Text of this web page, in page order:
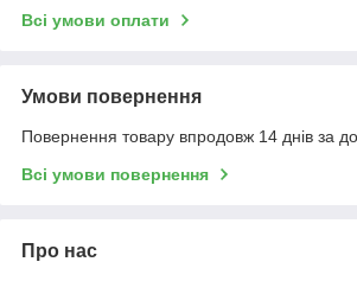
Всі умови оплати
Умови повернення
Повернення товару впродовж 14 днів за
Всі умови повернення
Про нас